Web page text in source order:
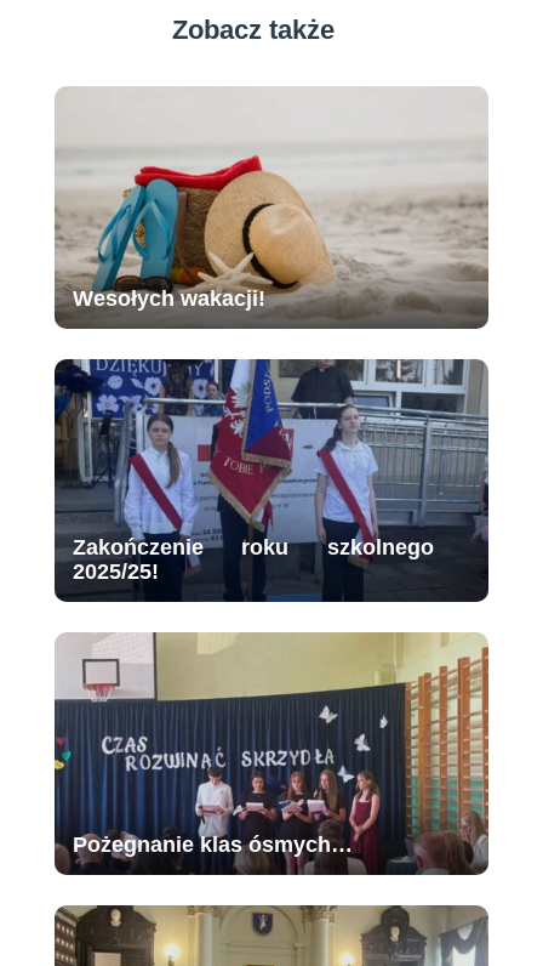
Zobacz także
Wesołych wakacji!
Zakończenie roku szkolnego
2025/25!
Pożegnanie klas ósmych…